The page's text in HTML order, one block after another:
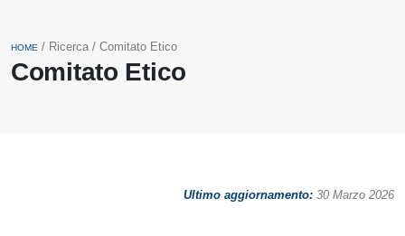
Comitato Etico
HOME / Ricerca / Comitato Etico
Ultimo aggiornamento: 30 Marzo 2026